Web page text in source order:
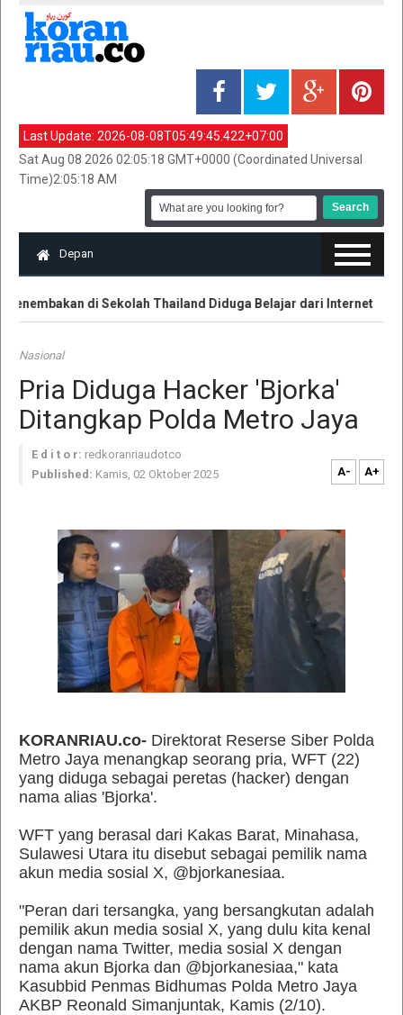
Last Update: 2026-08-08T05:49:45.422+07:00
Sat Aug 08 2026 02:05:18 GMT+0000 (Coordinated Universal
Time)2:05:18 AM
Depan
di Sekolah Thailand Diduga Belajar dari Internet
Nasional
Pria Diduga Hacker 'Bjorka'
Ditangkap Polda Metro Jaya
E d i t o r: redkoranriaudotco
Published: Kamis, 02 Oktober 2025 A- A+
KORANRIAU.co- Direktorat Reserse Siber Polda
Metro Jaya menangkap seorang pria, WFT (22)
yang diduga sebagai peretas (hacker) dengan
nama alias 'Bjorka'.
WFT yang berasal dari Kakas Barat, Minahasa,
Sulawesi Utara itu disebut sebagai pemilik nama
akun media sosial X, @bjorkanesiaa.
"Peran dari tersangka, yang bersangkutan adalah
pemilik akun media sosial X, yang dulu kita kenal
dengan nama Twitter, media sosial X dengan
nama akun Bjorka dan @bjorkanesiaa," kata
Kasubbid Penmas Bidhumas Polda Metro Jaya
AKBP Reonald Simanjuntak, Kamis (2/10).